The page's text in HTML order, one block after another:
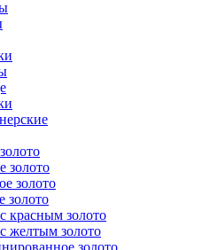
золото
золото
золото
красным золото
желтым золото
золото